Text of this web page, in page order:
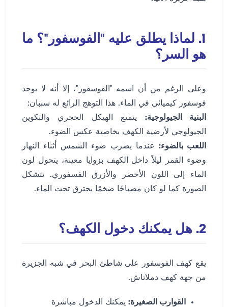
1. لماذا يطلق عليه "الفوسفور"؟ ما
هو السر؟
وعلى الرغم من أن اسمه "الفوسفور"، إلا أنه لا يوجد
فوسفور كيميائي في الماء. هذا التوهج الرائع له سببان:
البنية الجيولوجية: يتمتع الهيكل الحجري والتكوين
الجيولوجي لأرضية الكهف بخاصية عكس الضوء.
اللعب بالضوء: عندما يضرب ضوء الشمس أثناء النهار
وضوء القمر ليلاً داخل الكهف بزوايا معينة، يتحول لون
الماء إلى اللون الأخضر والأزرق الفسفوري. تتشكل
الصورة كما لو كان مصباحًا ضخمًا يحترق تحت الماء.
2. هل يمكنك دخول الكهف؟
يقع كهف الفوسفور على شاطئ البحر في شبه الجزيرة
من جهة كهف دملاتاش.
القوارب الصغيرة: يمكنك الدخول مباشرة